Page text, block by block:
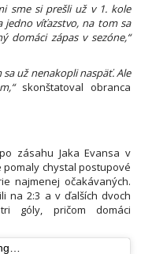
sme si prešli už v 1. kole
jedno víťazstvo, na tom sa
domáci zápas v sezóne,“
už nenakopli naspäť. Ale
skonštatoval obranca
zásahu Jaka Evansa v
pomaly chystal postupové
najmenej očakávaných.
na 2:3 a v ďalších dvoch
góly, pričom domáci